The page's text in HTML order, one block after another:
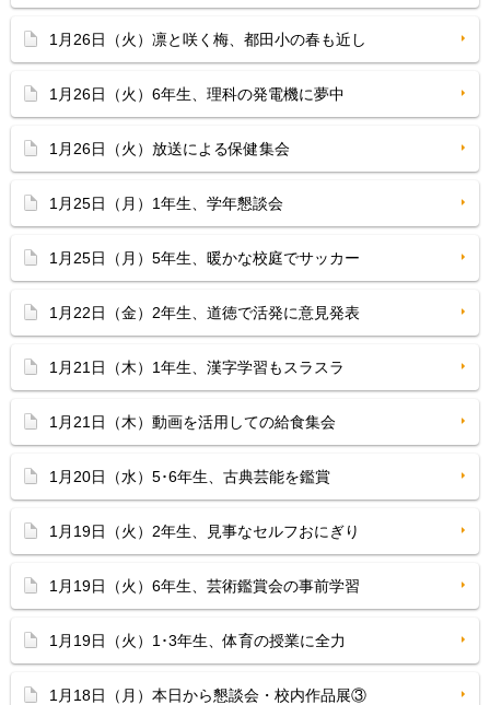
1月26日（火）凛と咲く梅、都田小の春も近し
1月26日（火）6年生、理科の発電機に夢中
1月26日（火）放送による保健集会
1月25日（月）1年生、学年懇談会
1月25日（月）5年生、暖かな校庭でサッカー
1月22日（金）2年生、道徳で活発に意見発表
1月21日（木）1年生、漢字学習もスラスラ
1月21日（木）動画を活用しての給食集会
1月20日（水）5･6年生、古典芸能を鑑賞
1月19日（火）2年生、見事なセルフおにぎり
1月19日（火）6年生、芸術鑑賞会の事前学習
1月19日（火）1･3年生、体育の授業に全力
1月18日（月）本日から懇談会・校内作品展③